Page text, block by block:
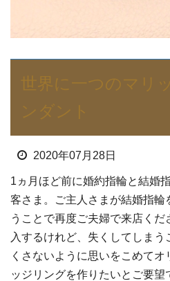
世界に一つのマリ
ンダント
2020年07月28日
1ヵ月ほど前に婚約指輪と結婚
客さま。ご主人さまが結婚指輪
うことで再度ご夫婦で来店く
入するけれど、失くしてしま
くさないように思いをこめてオ
ッジリングを作りたいとご要望